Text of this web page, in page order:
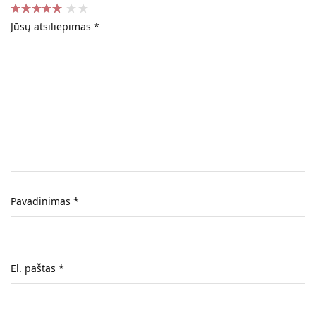
Jūsų atsiliepimas*
Pavadinimas*
El. paštas*